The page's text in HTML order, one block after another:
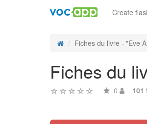
Create
Fiches du livre - "Eve
Fiches du
0 101